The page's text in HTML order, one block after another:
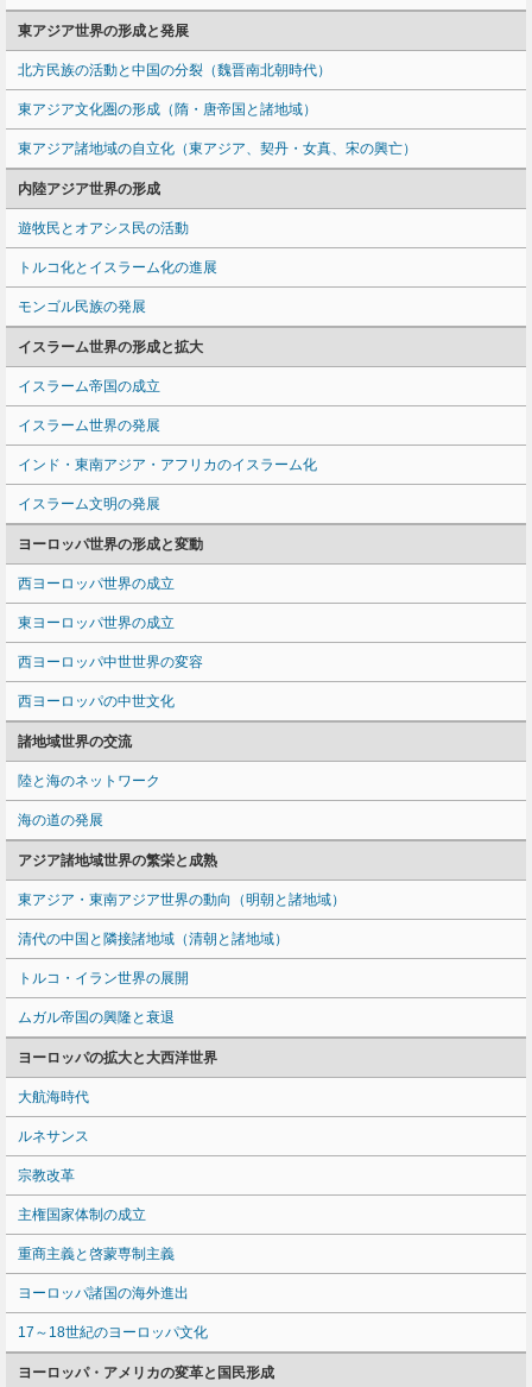
東アジア世界の形成と発展
北方民族の活動と中国の分裂（魏晋南北朝時代）
東アジア文化圏の形成（隋・唐帝国と諸地域）
東アジア諸地域の自立化（東アジア、契丹・女真、宋の興亡）
内陸アジア世界の形成
遊牧民とオアシス民の活動
トルコ化とイスラーム化の進展
モンゴル民族の発展
イスラーム世界の形成と拡大
イスラーム帝国の成立
イスラーム世界の発展
インド・東南アジア・アフリカのイスラーム化
イスラーム文明の発展
ヨーロッパ世界の形成と変動
西ヨーロッパ世界の成立
東ヨーロッパ世界の成立
西ヨーロッパ中世世界の変容
西ヨーロッパの中世文化
諸地域世界の交流
陸と海のネットワーク
海の道の発展
アジア諸地域世界の繁栄と成熟
東アジア・東南アジア世界の動向（明朝と諸地域）
清代の中国と隣接諸地域（清朝と諸地域）
トルコ・イラン世界の展開
ムガル帝国の興隆と衰退
ヨーロッパの拡大と大西洋世界
大航海時代
ルネサンス
宗教改革
主権国家体制の成立
重商主義と啓蒙専制主義
ヨーロッパ諸国の海外進出
17～18世紀のヨーロッパ文化
ヨーロッパ・アメリカの変革と国民形成